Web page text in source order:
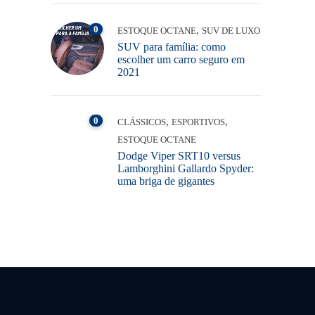
0 ESTOQUE OCTANE, SUV DE LUXO
SUV para família: como
escolher um carro seguro em
2021
0 CLÁSSICOS, ESPORTIVOS,
ESTOQUE OCTANE
Dodge Viper SRT10 versus
Lamborghini Gallardo Spyder:
uma briga de gigantes